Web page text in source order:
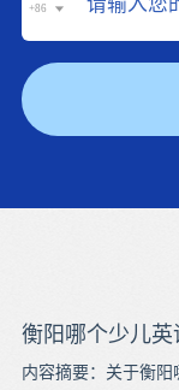
+86
衡阳哪个少儿
内容摘要：关于衡